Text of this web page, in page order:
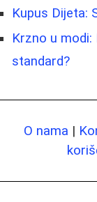
Kupus Dijeta:
Krzno u
standard?
O nama |